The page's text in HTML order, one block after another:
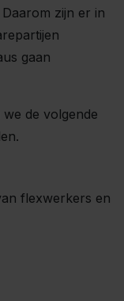
zijn er in
gaan
de volgende
flexwerkers en